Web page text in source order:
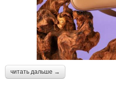
читать дальше →